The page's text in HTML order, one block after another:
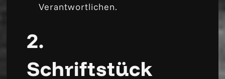
Verantwortlichen.
2.
Schriftstück